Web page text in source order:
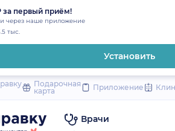
за первый приём!
через наше приложение
тыс.
Установить
Закрыть
Подарочная
карта
Приложение
Врачи